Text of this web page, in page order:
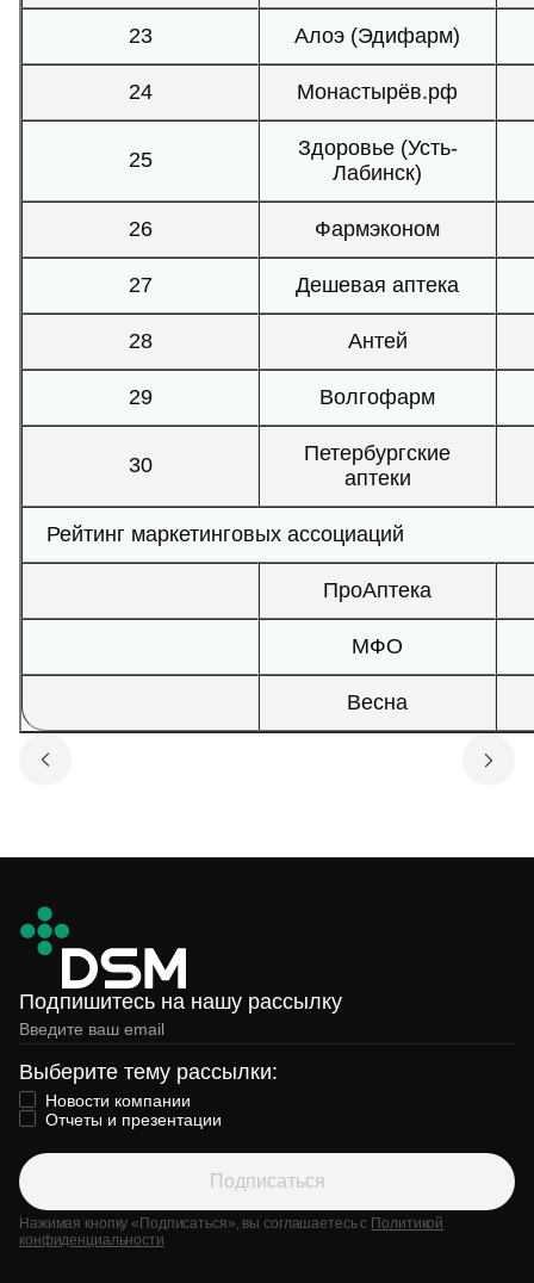
23 Алоэ (Эдифарм)
24 Монастырёв.рф
25
Здоровье (Усть-
Лабинск)
26 Фармэконом
27 Дешевая аптека
28 Антей
29 Волгофарм
30
Петербургские
аптеки
Рейтинг маркетинговых ассоциаций
ПроАптека
МФО
Весна
Подпишитесь на нашу рассылку
Выберите тему рассылки:
Новости компании
Отчеты и презентации
Подписаться
Нажимая кнопку «Подписаться», вы соглашаетесь с Политикой
конфиденциальности